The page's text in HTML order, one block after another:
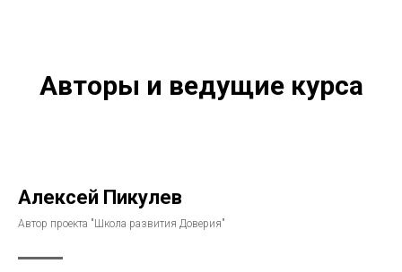
Авторы и ведущие курса
Алексей Пикулев
Автор проекта "Школа развития Доверия"